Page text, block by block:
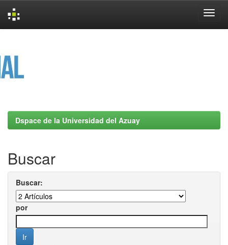
Dspace de la Universidad del Azuay
Buscar
Buscar:
por